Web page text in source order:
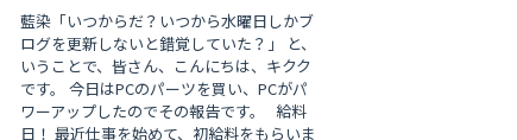
藍染「いつからだ？いつから水曜日しかブ
ログを更新しないと錯覚していた？」 と、
いうことで、皆さん、こんにちは、キクク
です。 今日はPCのパーツを買い、PCがパ
ワーアップしたのでその報告です。 給料
日！ 最近仕事を始めて、初給料をもらいま